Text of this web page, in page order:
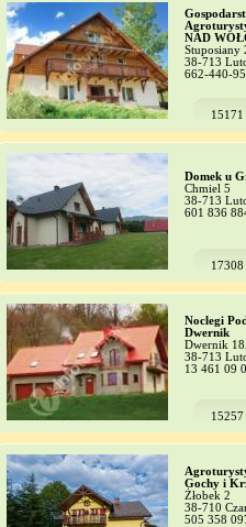
NAD
Stuposiany
38-713
662-440-
15171
Domek u
Chmiel 5
38-713
601 836
17308
Noclegi
Dwernik
Dwernik
38-713
13 461 09
15257
Gochy i
Żłobek 2
38-710
505 358